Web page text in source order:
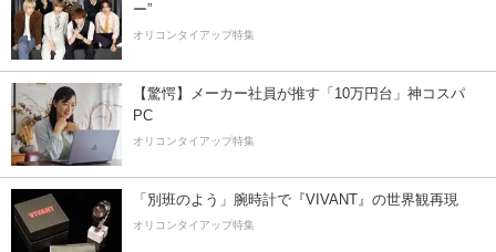
ー”
オリコンタイアップ特集
【驚愕】メーカー社員が推す「10万円台」神コスパ
PC
オリコンタイアップ特集
「別班のよう」腕時計で『VIVANT』の世界観再現
オリコンタイアップ特集